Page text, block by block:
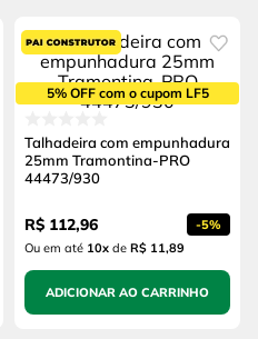
5% OFF com o cupom LF5
Talhadeira com empunhadura
25mm Tramontina-PRO
44473/930
R$ 112,96 -5%
Ou em até 10x de R$ 11,89
ADICIONAR AO CARRINHO